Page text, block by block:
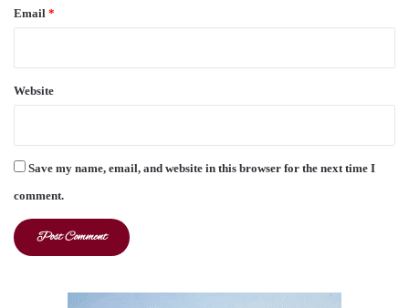
Email *
Website
Save my name, email, and website in this browser for the next time I
comment.